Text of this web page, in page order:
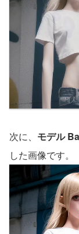
次に、 モデル
した画像です。